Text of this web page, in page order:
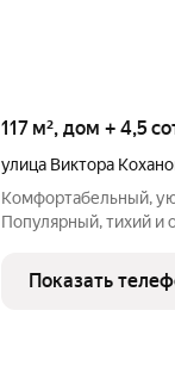
117 м², дом + 4,5
улица Виктора
Комфортабельный,
Популярный, тихий и
просторная
веранду, три светлые,
Показать